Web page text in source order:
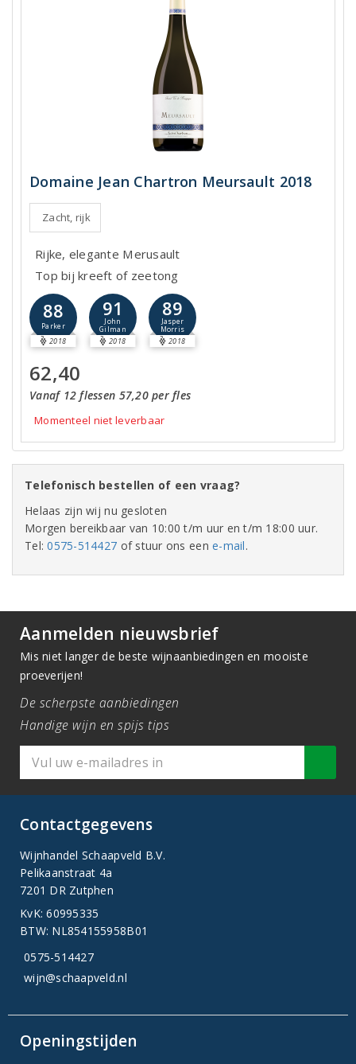
Domaine Jean Chartron Meursault 2018
Zacht, rijk
Rijke, elegante Merusault
Top bij kreeft of zeetong
88
Parker
2018
91
John
Gilman
2018
89
Jasper
Morris
2018
62,40
Vanaf 12 flessen 57,20 per fles
Momenteel niet leverbaar
Telefonisch bestellen of een vraag?
Helaas zijn wij nu gesloten
Morgen bereikbaar van 10:00 t/m uur en t/m 18:00 uur.
Tel:0575-514427 of stuur ons eene-mail.
Aanmelden nieuwsbrief
Mis niet langer de beste wijnaanbiedingen en mooiste
proeverijen!
De scherpste aanbiedingen
Handige wijn en spijs tips
Contactgegevens
Wijnhandel Schaapveld B.V.
Pelikaanstraat 4a
7201 DR Zutphen
KvK: 60995335
BTW: NL854155958B01
0575-514427
wijn@schaapveld.nl
Openingstijden